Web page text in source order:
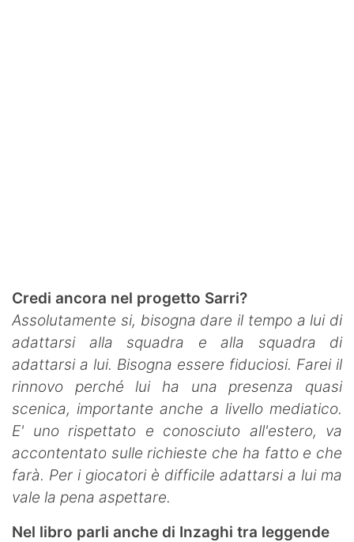
Credi ancora nel progetto Sarri?
Assolutamente si, bisogna dare il tempo a lui di
adattarsi alla squadra e alla squadra di
adattarsi a lui. Bisogna essere fiduciosi. Farei il
rinnovo perché lui ha una presenza quasi
scenica, importante anche a livello mediatico.
E' uno rispettato e conosciuto all'estero, va
accontentato sulle richieste che ha fatto e che
farà. Per i giocatori è difficile adattarsi a lui ma
vale la pena aspettare.
Nel libro parli anche di Inzaghi tra leggende